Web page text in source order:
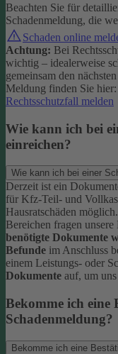
Beachten Sie für
Schadenmeldung, die
Schaden online
Achtung: Bei
wichtig – idealerweise
gemeinsam den
Meldung finden Sie hier:
Rechtsschutzfall melden
Wie kann ich bei
einreichen?
Wie kann ich bei einer
Derzeit ist ein
für Kfz-Teil- und
Hausratschäden möglich.
Bereichen fragen
benötigte Dokumente
Befunde im Anschluss
einem Leistungs- oder
Dokumente auf, um
Bekomme ich eine
Schadenmeldung?
Bekomme ich eine